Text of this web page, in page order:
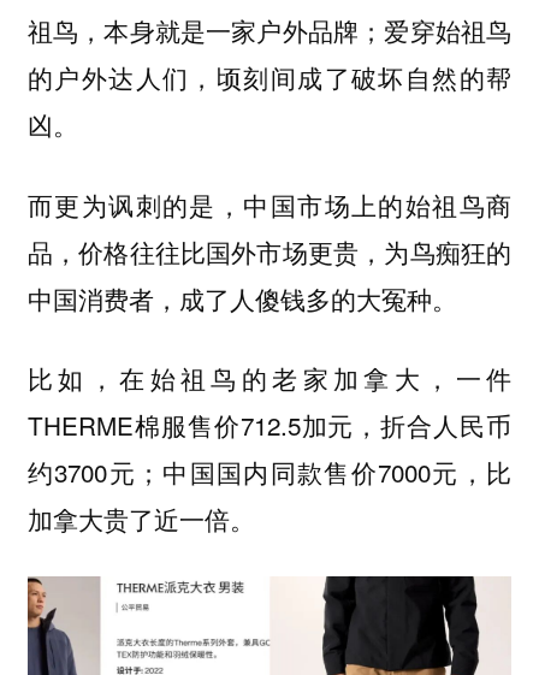
祖鸟，本身就是一家户外品牌；爱穿始祖鸟
的户外达人们，顷刻间成了破坏自然的帮
凶。
而更为讽刺的是，中国市场上的始祖鸟商
品，价格往往比国外市场更贵，为鸟痴狂的
中国消费者，成了人傻钱多的大冤种。
比如，在始祖鸟的老家加拿大，一件
THERME棉服售价712.5加元，折合人民币
约3700元；中国国内同款售价7000元，比
加拿大贵了近一倍。